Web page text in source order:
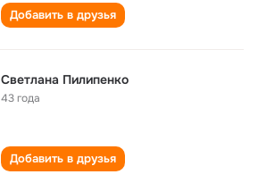
Добавить в друзья
Светлана Пилипенко
43 года
Добавить в друзья